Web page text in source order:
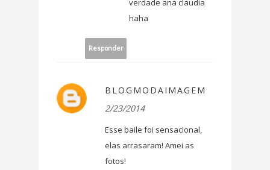
haha
Responder
BLOGMODAIMAGEM
2/23/2014
Esse baile foi sensacional,
elas arrasaram! Amei as
fotos!